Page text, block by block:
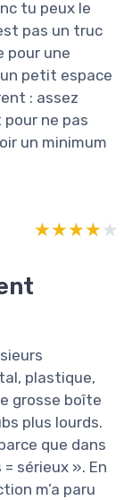
tu peux le
pas un truc
pour une
petit espace
: assez
ne pas
un minimum
★★★★★
★★★★★
plastique,
grosse boîte
plus lourds.
que dans
sérieux ». En
m’a paru